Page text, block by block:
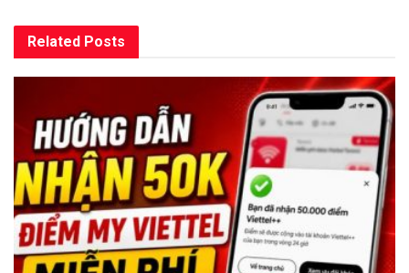
Related Posts